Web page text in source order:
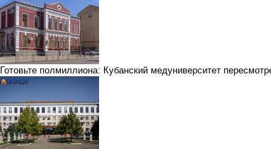
Готовьте полмиллиона: Кубанский медуниверситет